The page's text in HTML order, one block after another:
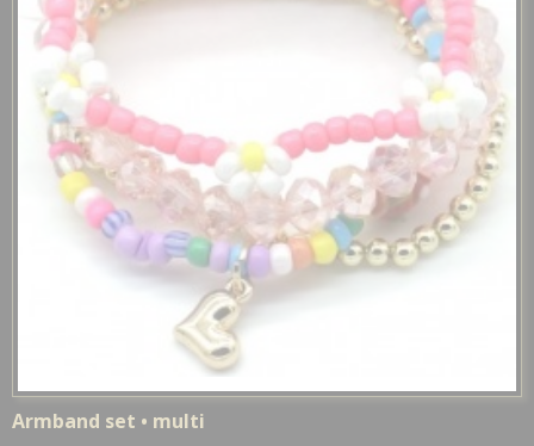
Armband set • multi